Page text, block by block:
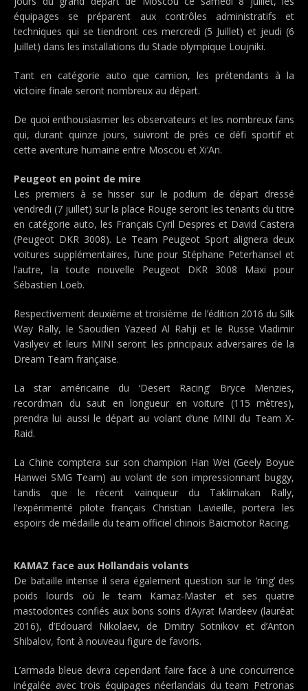
équipages se préparent aux contrôles administratifs et
techniques qui se tiendront ces mercredi (5 Juillet) et jeudi (6
Juillet) dans les installations du Stade olympique Loujniki.
Tant en catégorie auto que camion, les prétendants à la
victoire finale seront nombreux au départ.
De quoi enthousiasmer les observateurs et les nombreux fans
qui, durant quinze jours, suivront de près ce défi sportif et
cette aventure humaine entre Moscou et Xi’An.
Peugeot en point de mire
Les premiers à se hisser sur le podium de départ dressé
vendredi (7 juillet) sur la place Rouge seront les tenants du titre
en catégorie auto, les Français Cyril Despres et David Castera
(Peugeot DKR 3008). Le Team Peugeot Sport alignera deux
voitures supplémentaires, l’une pour Stéphane Peterhansel et
l’autre, la toute nouvelle Peugeot DKR 3008 Maxi pour
Sébastien Loeb.
Respectivement deuxième et troisième de l’édition 2016 du Silk
Way Rally, le Saoudien Yazeed Al Rahji et le Russe Vladimir
Vasilyev et leurs MINI seront les principaux adversaires de la
Dream Team française.
La star américaine du ‘Desert Racing’ Bryce Menzies,
recordman du saut en longueur en voiture (115 mètres),
prendra lui aussi le départ au volant d’une MINI du Team X-
Raid.
La Chine comptera sur son champion Han Wei (Geely Boyue
Hanwei SMG Team) au volant de son impressionnant buggy,
tandis que le récent vainqueur du Taklimakan Rally,
l’expérimenté pilote français Christian Lavieille, portera les
espoirs de médaille du team officiel chinois Baicmotor Racing.
KAMAZ face aux Hollandais volants
De bataille intense il sera également question sur le ‘ring’ des
poids lourds où le team Kamaz-Master et ses quatre
mastodontes confiés aux bons soins d’Ayrat Mardeev (lauréat
2016), d’Edouard Nikolaev, de Dmitry Sotnikov et d’Anton
Shibalov, font à nouveau figure de favoris.
L’armada bleue devra cependant faire face à une concurrence
inégalée avec trois équipages néerlandais du team Petronas